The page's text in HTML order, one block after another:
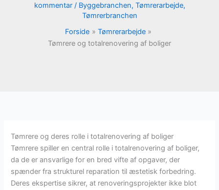
kommentar / Byggebranchen, Tømrerarbejde,
Tømrerbranchen
Forside
Tømrerarbejde
Tømrere og totalrenovering af boliger
Tømrere og deres rolle i totalrenovering af boliger
Tømrere spiller en central rolle i totalrenovering af boliger,
da de er ansvarlige for en bred vifte af opgaver, der
spænder fra strukturel reparation til æstetisk forbedring.
Deres ekspertise sikrer, at renoveringsprojekter ikke blot